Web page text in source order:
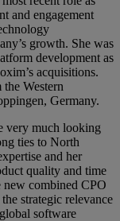
and engagement
growth. She was
development as
acquisitions.
Western
Germany.
very much looking
ties to North
and her
quality and time
new combined CPO
strategic relevance
software